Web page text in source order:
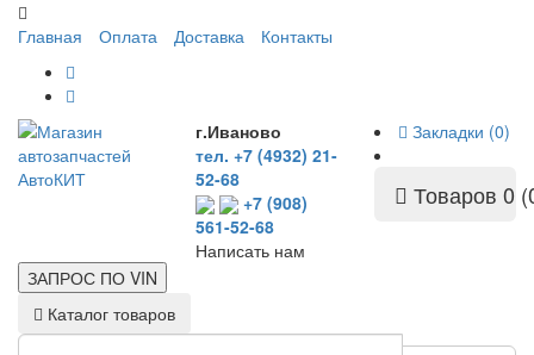
Главная Оплата Доставка Контакты
г.Иваново
тел. +7 (4932) 21-
52-68
+7 (908)
561-52-68
Написать нам
Закладки (0)
Товаров 0
ЗАПРОС ПО VIN
Каталог товаров